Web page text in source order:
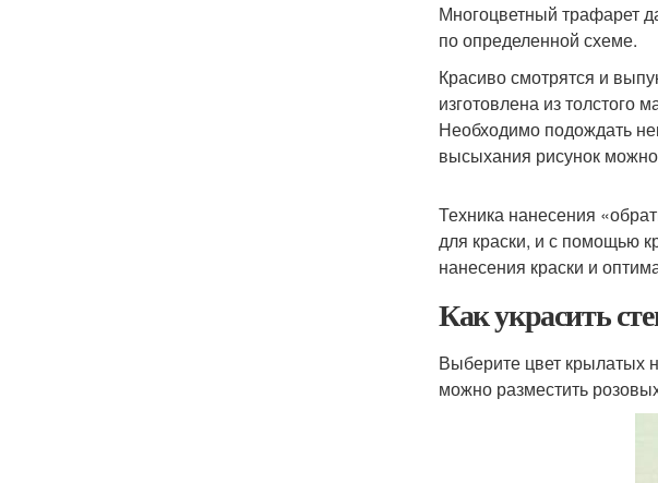
Многоцветный трафарет
по определенной схеме.
Красиво смотрятся и
изготовлена из толстого
Необходимо подождать
высыхания рисунок
Техника нанесения
для краски, и с помощью
нанесения краски и
Как украсить
Выберите цвет крылатых
можно разместить